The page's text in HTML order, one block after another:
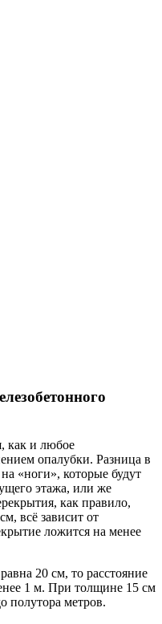
как и любое
опалубки. Разница в
«ноги», которые будут
этажа, или же
как правило,
всё зависит от
ложится на менее
20 см, то расстояние
1 м. При толщине 15 см
полутора метров.